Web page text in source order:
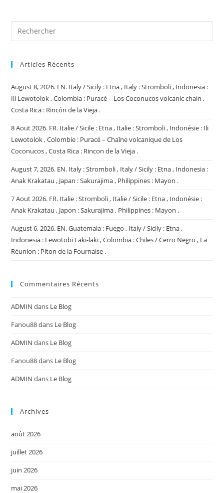
Articles Récents
August 8, 2026. EN. Italy / Sicily : Etna , Italy : Stromboli , Indonesia :
Ili Lewotolok , Colombia : Puracé – Los Coconucos volcanic chain ,
Costa Rica : Rincón de la Vieja .
8 Aout 2026. FR. Italie / Sicile : Etna , Italie : Stromboli , Indonésie : Ili
Lewotolok , Colombie : Puracé – Chaîne volcanique de Los
Coconucos , Costa Rica : Rincon de la Vieja .
August 7, 2026. EN. Italy : Stromboli , Italy / Sicily : Etna , Indonesia :
Anak Krakatau , Japan : Sakurajima , Philippines : Mayon .
7 Aout 2026. FR. Italie : Stromboli , Italie / Sicile : Etna , Indonésie :
Anak Krakatau , Japon : Sakurajima , Philippines : Mayon .
August 6, 2026. EN. Guatemala : Fuego , Italy / Sicily : Etna ,
Indonesia : Lewotobi Laki-laki , Colombia : Chiles / Cerro Negro , La
Réunion : Piton de la Fournaise .
Commentaires Récents
ADMIN dans Le Blog
Fanou88dans Le Blog
ADMIN dans Le Blog
Fanou88dans Le Blog
ADMIN dans Le Blog
Archives
août 2026
juillet 2026
juin 2026
mai 2026